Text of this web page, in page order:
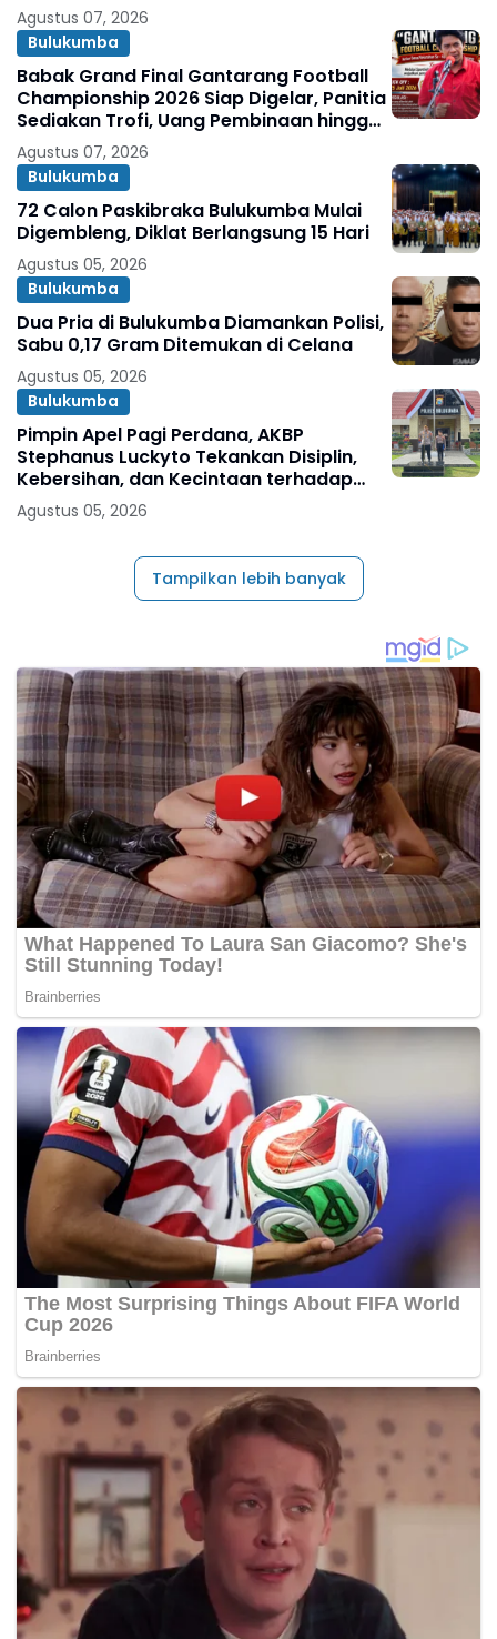
Agustus 07, 2026
Bulukumba
Babak Grand Final Gantarang Football
Championship 2026 Siap Digelar, Panitia
Sediakan Trofi, Uang Pembinaan hingga
Penghargaan Individu
Agustus 07, 2026
Bulukumba
72 Calon Paskibraka Bulukumba Mulai
Digembleng, Diklat Berlangsung 15 Hari
Agustus 05, 2026
Bulukumba
Dua Pria di Bulukumba Diamankan Polisi,
Sabu 0,17 Gram Ditemukan di Celana
Agustus 05, 2026
Bulukumba
Pimpin Apel Pagi Perdana, AKBP
Stephanus Luckyto Tekankan Disiplin,
Kebersihan, dan Kecintaan terhadap
Organisasi
Agustus 05, 2026
Tampilkan lebih banyak